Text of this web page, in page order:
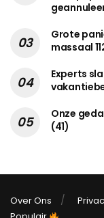
Grote
massaal
Experts
Onze
(41)
Over Ons